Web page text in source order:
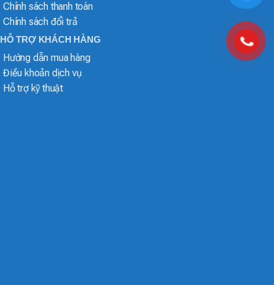
Chính sách thanh toán
Chính sách đổi trả
HỖ TRỢ KHÁCH HÀNG
Hướng dẫn mua hàng
Điều khoản dịch vụ
Hỗ trợ kỹ thuật